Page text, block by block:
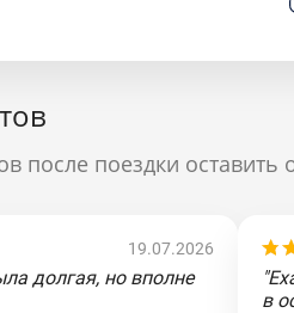
после поездки оставить
19.07.2026
долгая, но вполне
в